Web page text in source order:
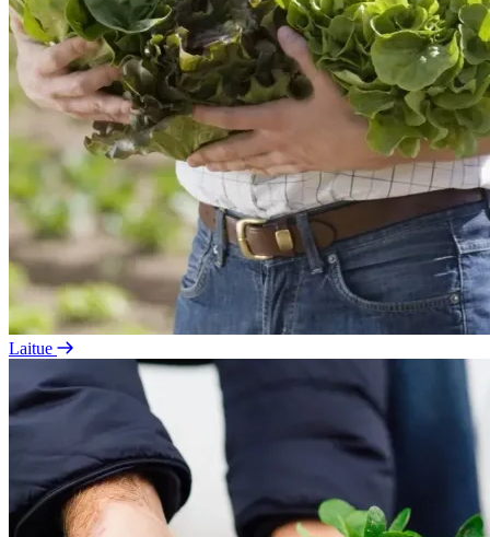
Laitue